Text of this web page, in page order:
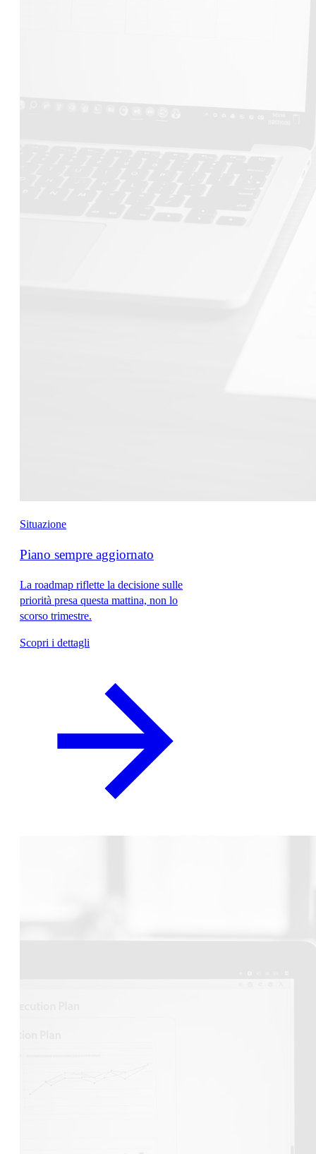
Situazione
Piano sempre aggiornato
La roadmap riflette la decisione sulle
priorità presa questa mattina, non lo
scorso trimestre.
Scopri i dettagli